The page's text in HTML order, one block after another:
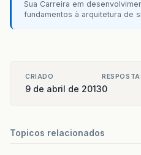
Sua Carreira em
fundamentos à arquitetura de
CRIADO
9 de abril de 20130
Topicos relacionados